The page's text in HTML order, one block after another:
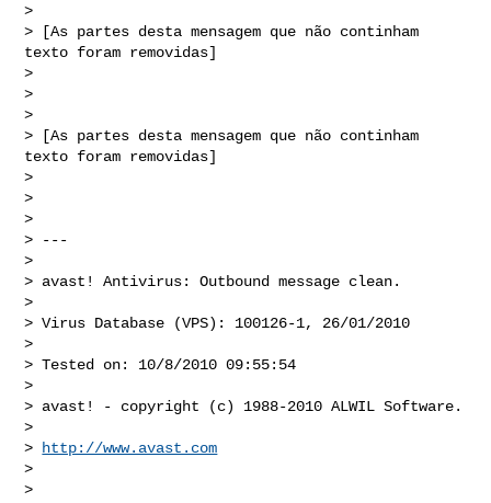
>
> [As partes desta mensagem que não continham
texto foram removidas]
>
>
>
> [As partes desta mensagem que não continham
texto foram removidas]
>
>
>
> ---
>
> avast! Antivirus: Outbound message clean.
>
> Virus Database (VPS): 100126-1, 26/01/2010
>
> Tested on: 10/8/2010 09:55:54
>
> avast! - copyright (c) 1988-2010 ALWIL Software.
>
>
http://www.avast.com
>
>